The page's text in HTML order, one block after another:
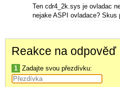
Ten cdr4_2k.sys je ovladac
nejake ASPI ovladace? Skus
Reakce na odpověď
1 Zadajte svou přezdívku: